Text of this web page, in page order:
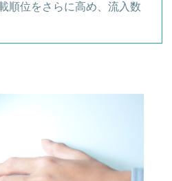
順位をさらに高め、流入数